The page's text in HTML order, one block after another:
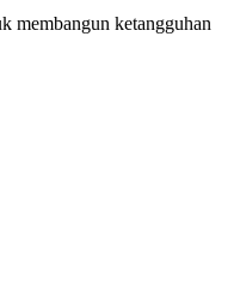
membangun ketangguhan